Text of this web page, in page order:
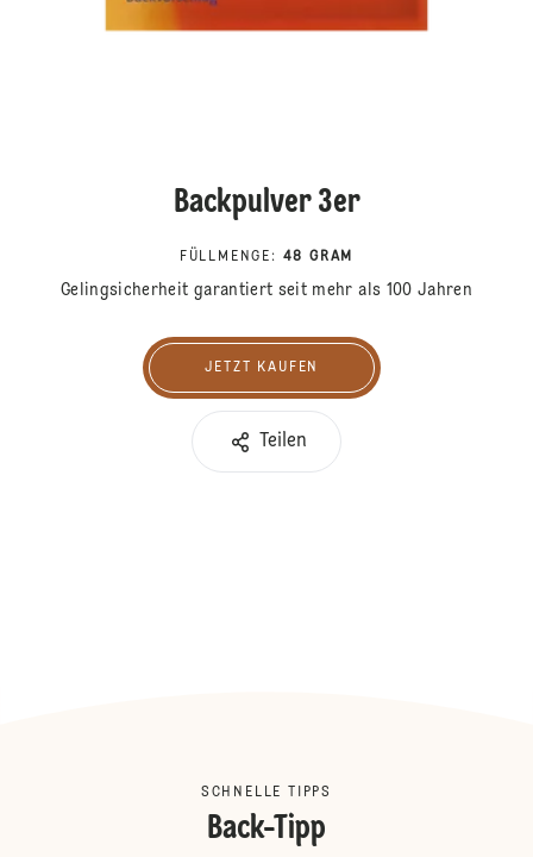
Backpulver 3er
FÜLLMENGE : 48 GRAM
Gelingsicherheit garantiert seit mehr als 100 Jahren
Jetzt kaufen
JETZT KAUFEN
Teilen
SCHNELLE TIPPS
Back-Tipp